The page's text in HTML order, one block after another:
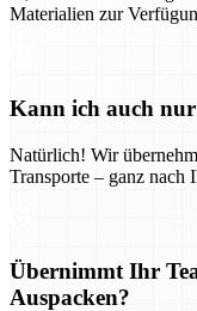
Materialien zur
Kann ich auch
Natürlich! Wir
Transporte – ganz nach
Übernimmt Ihr
Auspacken?